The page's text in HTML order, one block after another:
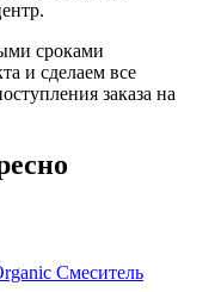
сроками
и сделаем все
заказа на